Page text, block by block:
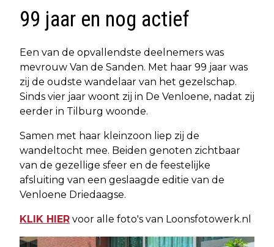
99 jaar en nog actief
Een van de opvallendste deelnemers was
mevrouw Van de Sanden. Met haar 99 jaar was
zij de oudste wandelaar van het gezelschap.
Sinds vier jaar woont zij in De Venloene, nadat zij
eerder in Tilburg woonde.
Samen met haar kleinzoon liep zij de
wandeltocht mee. Beiden genoten zichtbaar
van de gezellige sfeer en de feestelijke
afsluiting van een geslaagde editie van de
Venloene Driedaagse.
KLIK HIER voor alle foto's van Loonsfotowerk.nl